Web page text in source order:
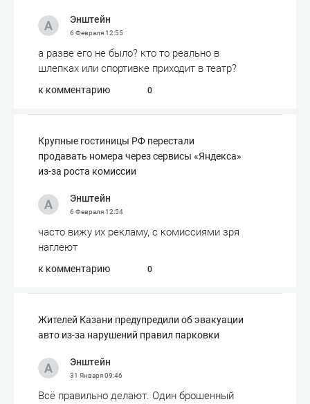
Энштейн
6 Февраля12:55
а разве его не было? кто то реально в
шлепках или спортивке приходит в театр?
к комментарию 0
Крупные гостиницы РФ перестали
продавать номера через сервисы «Яндекса»
из-за роста комиссии
Энштейн
6 Февраля12:54
часто вижу их рекламу, с комиссиями зря
наглеют
к комментарию 0
Жителей Казани предупредили об эвакуации
авто из-за нарушений правил парковки
Энштейн
31 Января09:46
Всё правильно делают. Один брошенный